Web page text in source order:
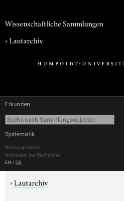
Wissenschaftliche Sammlungen
›Lautarchiv
Erkunden
Systematik
Nutzungsrechte
Anmelden zur Recherche
EN / DE
›Lautarchiv